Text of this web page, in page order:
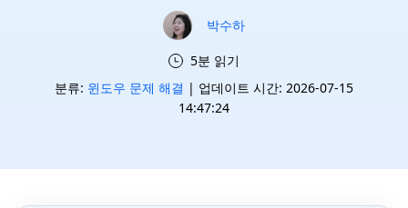
박수하
5분 읽기
분류: 윈도우 문제 해결 | 업데이트 시간: 2026-07-15
14:47:24